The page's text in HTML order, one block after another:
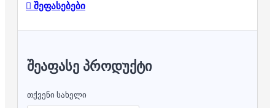
შეფასებები
ᲨᲔᲐᲤᲐᲡᲔ ᲞᲠᲝᲓᲣᲥᲢᲘ
თქვენი სახელი